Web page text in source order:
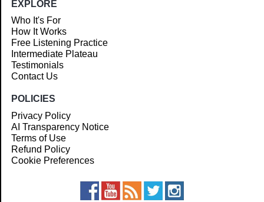
EXPLORE
Who It's For
How It Works
Free Listening Practice
Intermediate Plateau
Testimonials
Contact Us
POLICIES
Privacy Policy
AI Transparency Notice
Terms of Use
Refund Policy
Cookie Preferences